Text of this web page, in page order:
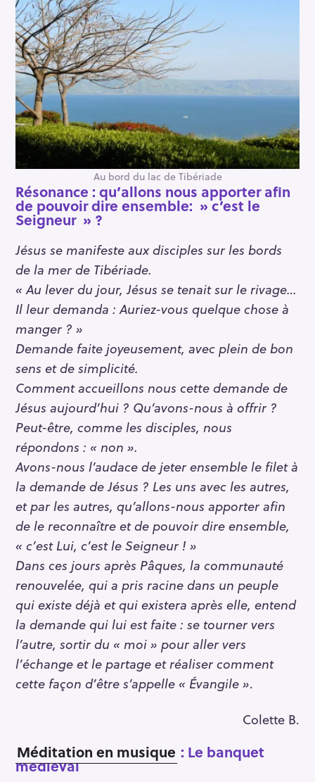
Au bord du lac de Tibériade
Résonance : qu’allons nous apporter afin
de pouvoir dire ensemble: » c’est le
Seigneur » ?
Jésus se manifeste aux disciples sur les bords
de la mer de Tibériade.
« Au lever du jour, Jésus se tenait sur le rivage…
Il leur demanda : Auriez-vous quelque chose à
manger ? »
Demande faite joyeusement, avec plein de bon
sens et de simplicité.
Comment accueillons nous cette demande de
Jésus aujourd’hui ? Qu’avons-nous à offrir ?
Peut-être, comme les disciples, nous
répondons : « non ».
Avons-nous l’audace de jeter ensemble le filet à
la demande de Jésus ? Les uns avec les autres,
et par les autres, qu’allons-nous apporter afin
de le reconnaître et de pouvoir dire ensemble,
« c’est Lui, c’est le Seigneur ! »
Dans ces jours après Pâques, la communauté
renouvelée, qui a pris racine dans un peuple
qui existe déjà et qui existera après elle, entend
la demande qui lui est faite : se tourner vers
l’autre, sortir du « moi » pour aller vers
l’échange et le partage et réaliser comment
cette façon d’être s’appelle « Évangile ».
Colette B.
Méditation en musique : Le banquet
médiéval